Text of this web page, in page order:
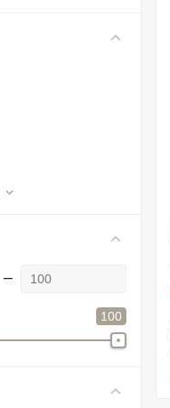
—
100